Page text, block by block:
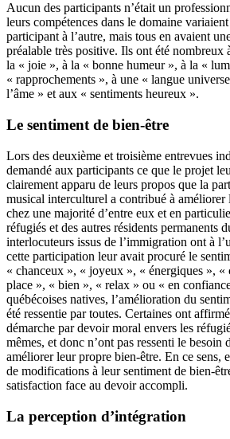
Aucun des participants n’était un
leurs compétences dans le domaine
participant à l’autre, mais tous en avaient
préalable très positive. Ils ont été nombreux
la « joie », à la « bonne humeur », à la «
« rapprochements », à une « langue
l’âme » et aux « sentiments heureux ».
Le sentiment de bien-être
Lors des deuxième et troisième entrevues
demandé aux participants ce que le projet
clairement apparu de leurs propos que la
musical interculturel a contribué à améliorer
chez une majorité d’entre eux et en
réfugiés et des autres résidents permanents
interlocuteurs issus de l’immigration ont à
cette participation leur avait procuré le
« chanceux », « joyeux », « énergiques », «
place », « bien », « relax » ou « en
québécoises natives, l’amélioration du
été ressentie par toutes. Certaines ont
démarche par devoir moral envers les
mêmes, et donc n’ont pas ressenti le besoin
améliorer leur propre bien-être. En ce sens,
de modifications à leur sentiment de bien-
satisfaction face au devoir accompli.
La perception d’intégration